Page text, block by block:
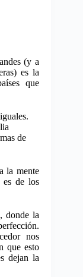
(y a
es la
que
de
la mente
es de los
donde la
nos
que esto
dejan la